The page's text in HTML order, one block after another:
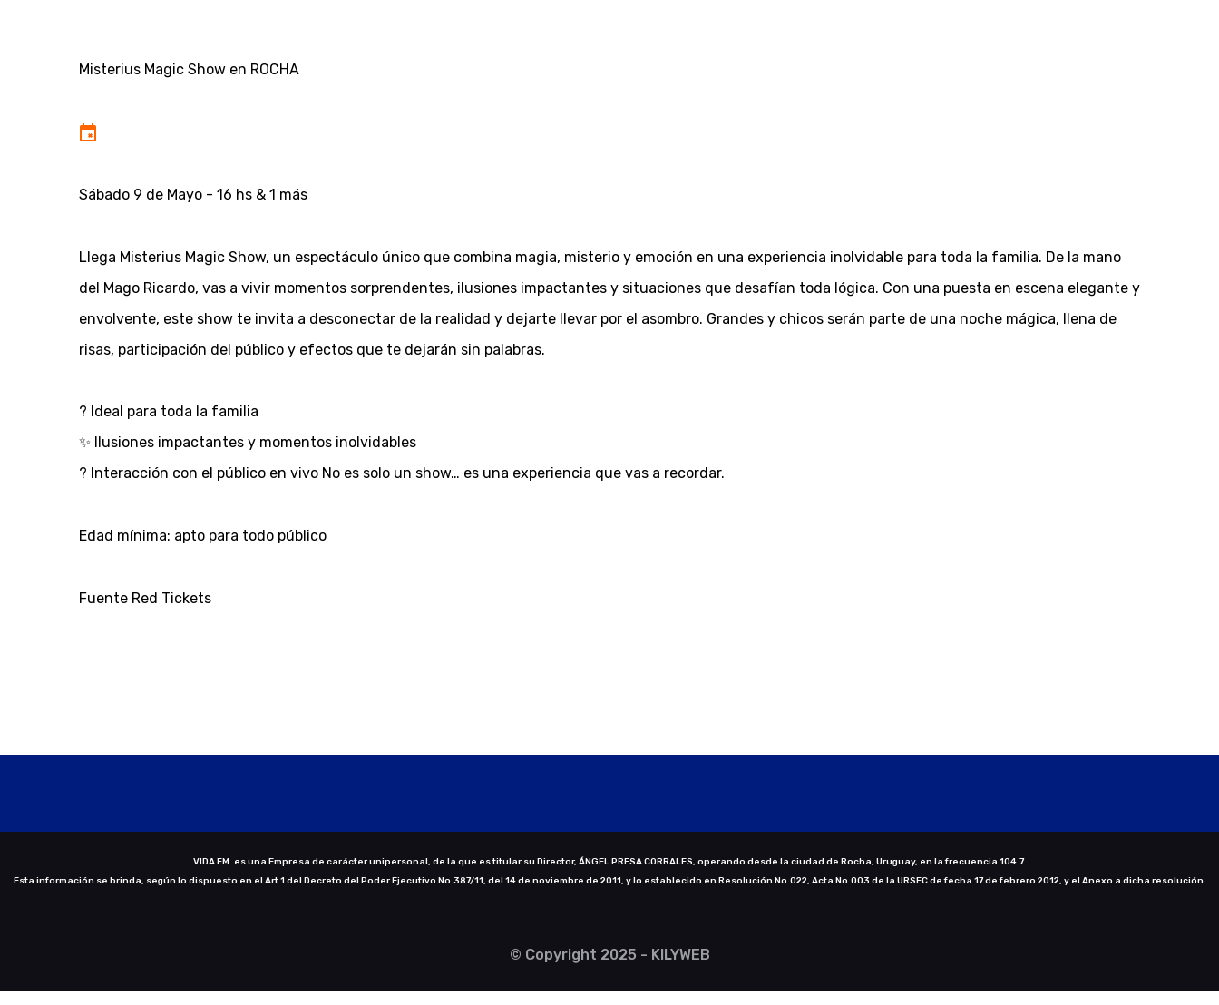
Misterius Magic Show en ROCHA
Sábado 9 de Mayo - 16 hs & 1 más
Llega Misterius Magic Show, un espectáculo único que combina magia, misterio y emoción en una experiencia inolvidable para toda la familia. De la mano
del Mago Ricardo, vas a vivir momentos sorprendentes, ilusiones impactantes y situaciones que desafían toda lógica. Con una puesta en escena elegante y
envolvente, este show te invita a desconectar de la realidad y dejarte llevar por el asombro. Grandes y chicos serán parte de una noche mágica, llena de
risas, participación del público y efectos que te dejarán sin palabras.
? Ideal para toda la familia
✨ Ilusiones impactantes y momentos inolvidables
? Interacción con el público en vivo No es solo un show… es una experiencia que vas a recordar.
Edad mínima: apto para todo público
Fuente Red Tickets
VIDA FM. es una Empresa de carácter unipersonal, de la que es titular su Director, ÁNGEL PRESA CORRALES, operando desde la ciudad de Rocha, Uruguay, en la frecuencia 104.7.
Esta información se brinda, según lo dispuesto en el Art.1 del Decreto del Poder Ejecutivo No.387/11, del 14 de noviembre de 2011, y lo establecido en Resolución No.022, Acta No.003 de la URSEC de fecha 17 de febrero 2012, y el Anexo a dicha resolución.
© Copyright 2025 - KILYWEB